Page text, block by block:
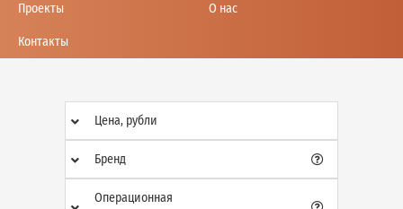
Проекты О нас
Контакты
Цена, рубли
Бренд
Операционная